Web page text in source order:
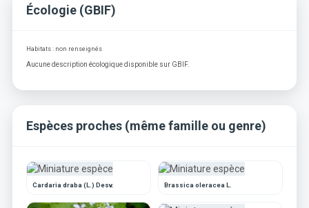
Écologie (GBIF)
Habitats : non renseignés
Aucune description écologique disponible sur GBIF.
Espèces proches (même famille ou genre)
Cardaria draba (L.) Desv. Brassica oleracea L.